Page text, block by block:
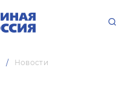
Новости